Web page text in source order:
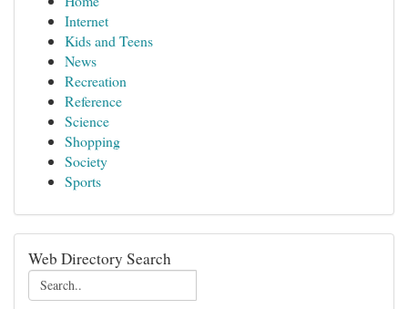
Internet
Kids and Teens
News
Recreation
Reference
Science
Shopping
Society
Sports
Web Directory Search